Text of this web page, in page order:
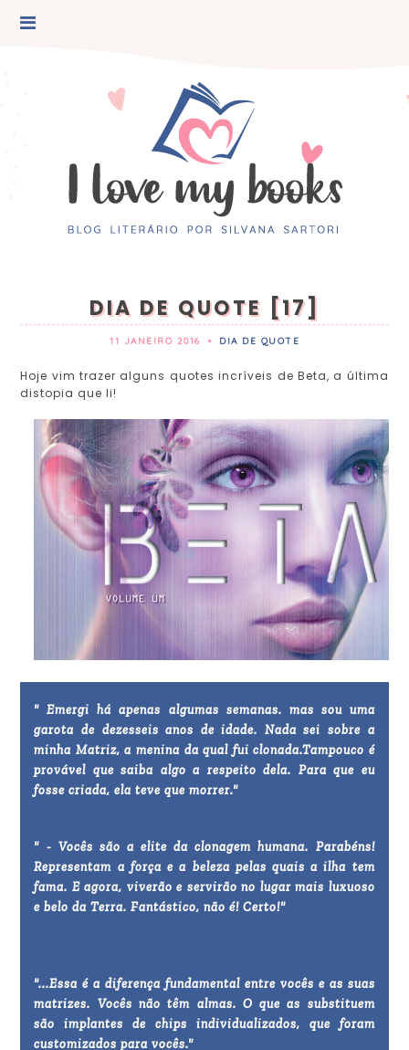
DIA DE QUOTE [17]
11 JANEIRO 2016 • DIA DE QUOTE
Hoje vim trazer alguns quotes incríveis de Beta, a última
distopia que li!
" Emergi há apenas algumas semanas. mas sou uma
garota de dezesseis anos de idade. Nada sei sobre a
minha Matriz, a menina da qual fui clonada.Tampouco é
provável que saiba algo a respeito dela. Para que eu
fosse criada, ela teve que morrer."
" - Vocês são a elite da clonagem humana. Parabéns!
Representam a força e a beleza pelas quais a ilha tem
fama. E agora, viverão e servirão no lugar mais luxuoso
e belo da Terra. Fantástico, não é! Certo!"
"...Essa é a diferença fundamental entre vocês e as suas
matrizes. Vocês não têm almas. O que as substituem
são implantes de chips individualizados, que foram
customizados para vocês."